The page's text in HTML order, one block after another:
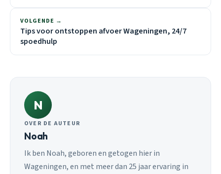
VOLGENDE →
Tips voor ontstoppen afvoer Wageningen, 24/7
spoedhulp
N
OVER DE AUTEUR
Noah
Ik ben Noah, geboren en getogen hier in
Wageningen, en met meer dan 25 jaar ervaring in